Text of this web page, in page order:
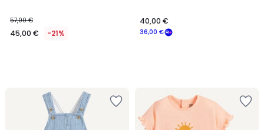
57,00 €
45,00 € -21% 36,00 €
40,00 €